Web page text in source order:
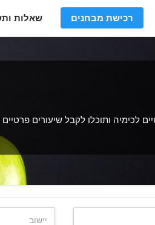
רכישת מבחנים שאלות
ותוכלו לקבל שיעורים